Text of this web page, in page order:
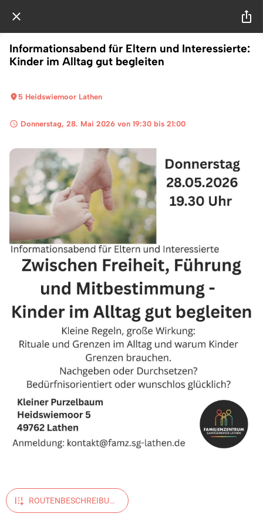
Informationsabend für Eltern und Interessierte:
Kinder im Alltag gut begleiten
5 Heidswiemoor Lathen
Donnerstag, 28. Mai 2026 von 19:30 bis 21:00
ROUTENBESCHREIBUN